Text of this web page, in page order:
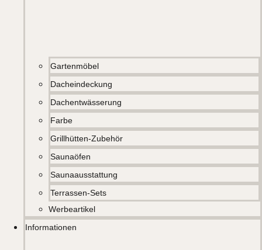
Gartenmöbel
Dacheindeckung
Dachentwässerung
Farbe
Grillhütten-Zubehör
Saunaöfen
Saunaausstattung
Terrassen-Sets
Werbeartikel
Informationen